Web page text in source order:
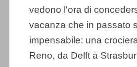
vedono l'ora di
vacanza che in passato
impensabile: una
Reno, da Delft a